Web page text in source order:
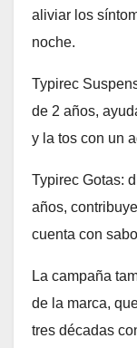
aliviar los
noche.
Typirec
de 2 años,
y la tos con un
Typirec Gotas:
años,
cuenta con
La campaña
de la marca,
tres décadas